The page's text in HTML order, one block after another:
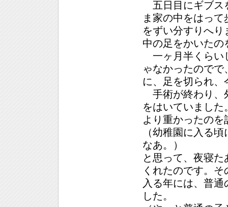
五日目にギブス
ま家の中をはっ
をずい分すりへ
中の足をかいたの
一ヶ月半くらい
ゃなかったので
に、足を切られ
手術が終わり、
をはいていまし
より重かったの
（幼稚園に入る
なあ。）
と思って、夜寝
くれたのです。
入る年には、普
した。